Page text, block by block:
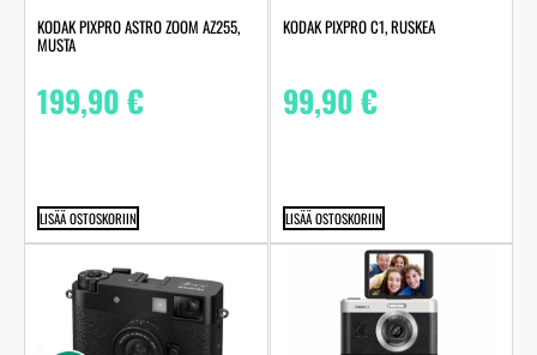
KODAK PIXPRO ASTRO ZOOM AZ255,
MUSTA
199,90€
LISÄÄ OSTOSKORIIN
KODAK PIXPRO C1, RUSKEA
99,90€
LISÄÄ OSTOSKORIIN